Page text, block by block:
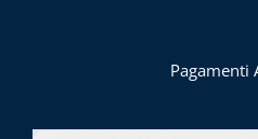
Pagamenti